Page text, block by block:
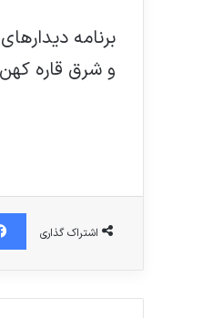
برنامه
و شرق قاره كهن
اشتراک گذاری